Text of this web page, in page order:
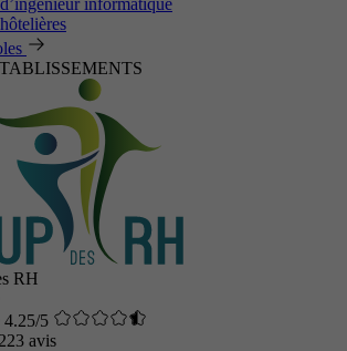
informatique
RH
4.25/5
223 avis